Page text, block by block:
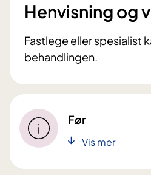
Henvisning og
Fastlege eller spesialist
behandlingen.
Før
Vis mer